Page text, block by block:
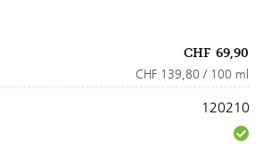
CHF 69,90
CHF 139,80 / 100 ml
120210